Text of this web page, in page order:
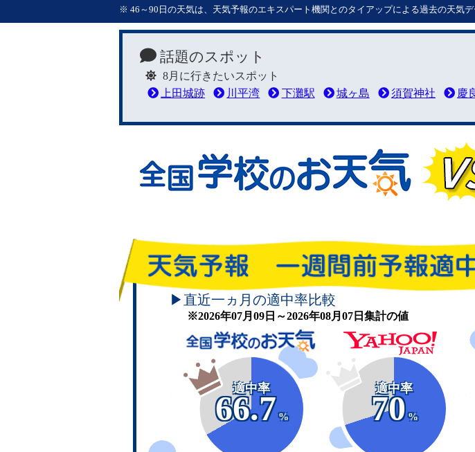
※ 46～90日の天気は、天気予報のエキスパート機関とのタイアップによる過去の天気デ
話題のスポット
8月に行きたいスポット
上田城跡
川平湾 下灘駅 城ヶ島 須賀神社 慶
▶直近一ヵ月の適中率比較
※2026年07月09日～2026年08月07日集計の値
適中率
66.7
%
適中率
70
%